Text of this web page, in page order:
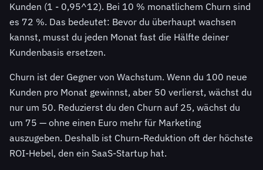
Kunden (1 - 0,95^12). Bei 10 % monatlichem Churn sind
es 72 %. Das bedeutet: Bevor du überhaupt wachsen
kannst, musst du jeden Monat fast die Hälfte deiner
Kundenbasis ersetzen.
Churn ist der Gegner von Wachstum. Wenn du 100 neue
Kunden pro Monat gewinnst, aber 50 verlierst, wächst du
nur um 50. Reduzierst du den Churn auf 25, wächst du
um 75 — ohne einen Euro mehr für Marketing
auszugeben. Deshalb ist Churn-Reduktion oft der höchste
ROI-Hebel, den ein SaaS-Startup hat.